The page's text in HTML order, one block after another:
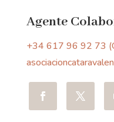
Agente
+34 617 96 92 73